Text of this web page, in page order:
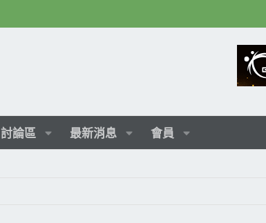
討論區 最新消息 會員